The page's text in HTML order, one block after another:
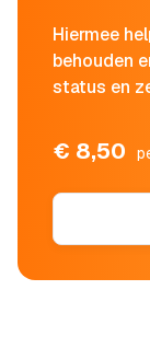
Hiermee
behouden
status en
€ 8,50